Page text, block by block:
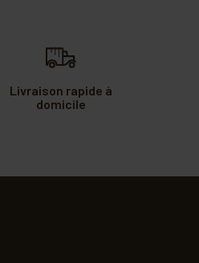
Livraison rapide à
domicile